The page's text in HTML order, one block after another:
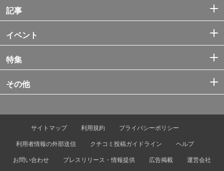
記事
イベント
特集
その他
サイトマップ 利用規約
プライバシーポリシー
利用者情報の外部送信
クチコミ投稿ガイドライン
ヘルプ
お問い合わせ
プレスリリース・情報提供 広告掲載 運営会社